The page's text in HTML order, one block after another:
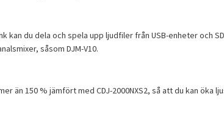
kan du dela och spela upp ljudfiler från USB-enheter och
såsom DJM-V10.
än 150 % jämfört med CDJ-2000NXS2, så att du kan öka